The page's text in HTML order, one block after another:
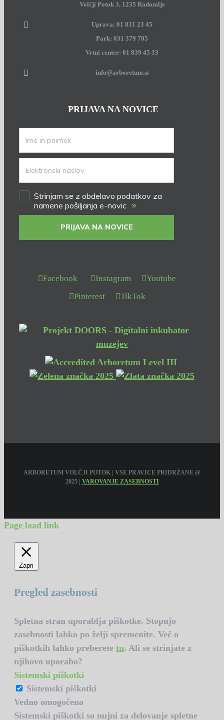
Volčji Potok 3, 1235 Radomlje
Uprava: 01 831 23 45
Park: 031 379 705
Vrtni center: 01 839 45 33
info@arboretum.si
PRIJAVA NA NOVICE
Strinjam se z obdelavo podatkov za
namene pošiljanja e-novic »
PRIJAVA NA NOVICE
Facebook Instagram
Youtube
Pinterest
TikTok
ARBORETUM VOLČJI POTOK | VSE PRAVICE PRIDRŽANE @
2025 | VAROVANJE ZASEBNOSTI
Page load link
Zapri
Pregled zasebnosti
Spletna stran uporablja piškotke. Stopnjo
zasebnosti lahko po želji spremenite. Več o
piškotkih lahko preberete tu. Ali se strinjate z
njihovo uporabo?
Sistemski piškotki
Sistemski piškotki
Vedno omogočeno
Sistemski piškotki so nujni za delovanje spletne